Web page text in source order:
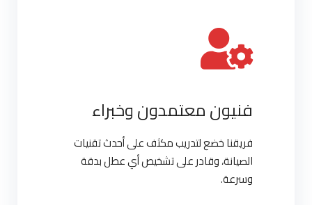
فنيون معتمدون وخبراء
فريقنا خضع لتدريب مكثف على أحدث تقنيات
الصيانة، وقادر على تشخيص أي عطل بدقة
وسرعة.